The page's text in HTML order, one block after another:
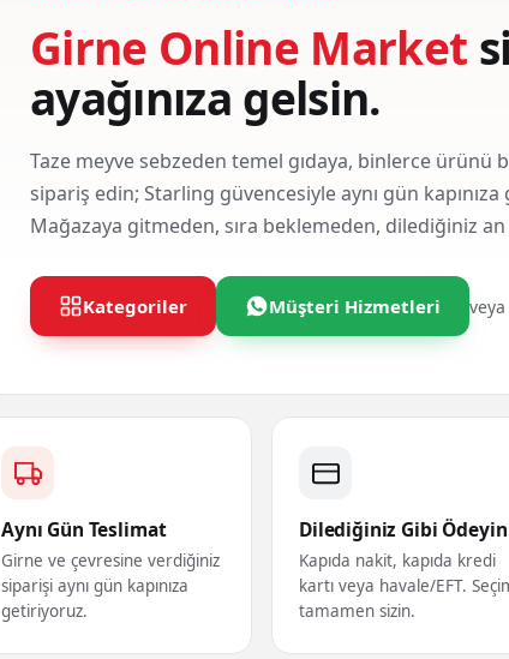
Girne Online Market
ayağınıza gelsin.
Taze meyve sebzeden temel gıdaya, binlerce ürünü
sipariş edin; Starling güvencesiyle aynı gün
Mağazaya gitmeden, sıra beklemeden, dilediğiniz an
Kategoriler Müşteri Hizmetleri veya
Aynı Gün Teslimat
Girne ve çevresine verdiğiniz
siparişi aynı gün kapınıza
getiriyoruz.
Dilediğiniz Gibi Ödeyin
Kapıda nakit, kapıda kredi
kartı veya havale/EFT.
tamamen sizin.